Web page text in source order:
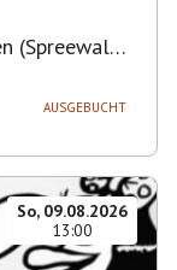
(Spreewald),
AUSGEBUCHT
So, 09.08.2026
13:00